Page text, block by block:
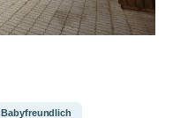
Babyfreundlich